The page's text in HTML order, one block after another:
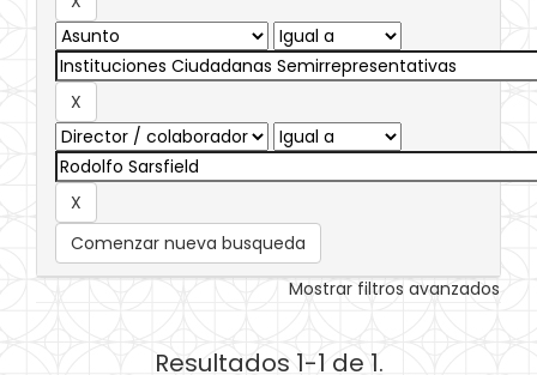
Comenzar nueva busqueda
Mostrar filtros avanzados
Resultados 1-1 de 1.